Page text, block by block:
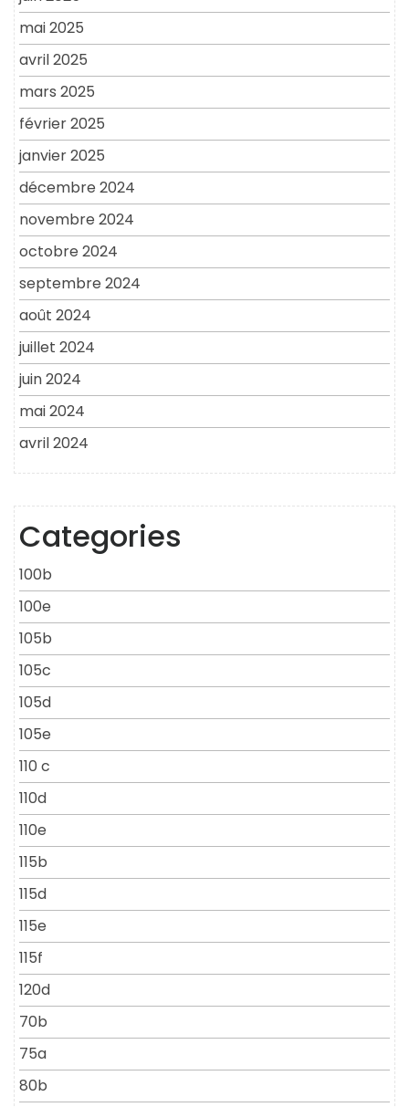
mai 2025
avril 2025
mars 2025
février 2025
janvier 2025
décembre 2024
novembre 2024
octobre 2024
septembre 2024
août 2024
juillet 2024
juin 2024
mai 2024
avril 2024
Categories
100b
100e
105b
105c
105d
105e
110 c
110d
110e
115b
115d
115e
115f
120d
70b
75a
80b